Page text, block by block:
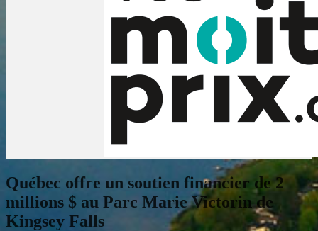
Québec offre un soutien financier de 2
millions $ au Parc Marie Victorin de
Kingsey Falls